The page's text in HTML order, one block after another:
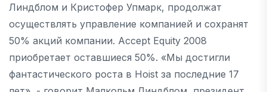
Линдблом и Кристофер Упмарк, продолжат
осуществлять управление компанией и сохранят
50% акций компании. Accept Equity 2008
приобретает оставшиеся 50%. «Мы достигли
фантастического роста в Hoist за последние 17